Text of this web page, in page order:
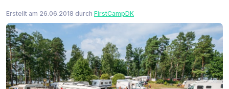
Erstellt am 26.06.2018 durch FirstCampDK